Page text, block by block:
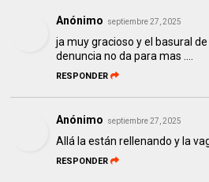
Anónimo septiembre 27, 2025
ja muy gracioso y el basural
denuncia no da para mas ….
RESPONDER
Anónimo septiembre 27, 2025
Allá la están rellenando y la
RESPONDER